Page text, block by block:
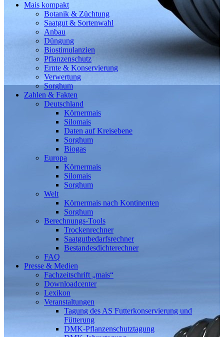
Mais kompakt
Botanik & Züchtung
Saatgut & Sortenwahl
Anbau
Düngung
Biostimulanzien
Pflanzenschutz
Ernte & Konservierung
Verwertung
Sorghum
Zahlen & Fakten
Deutschland
Körnermais
Silomais
Daten auf Kreisebene
Sorghum
Biogas
Europa
Körnermais
Silomais
Sorghum
Welt
Körnermais nach Kontinenten
Sorghum
Berechnungs-Tools
Trockenrechner
Saatgutbedarfsrechner
Bestandesdichterechner
FAQ
Presse & Medien
Fachzeitschrift „mais“
Downloadcenter
Lexikon
Veranstaltungen
Tagung des AS Futterkonservierung und
Fütterung
DMK-Pflanzenschutztagung